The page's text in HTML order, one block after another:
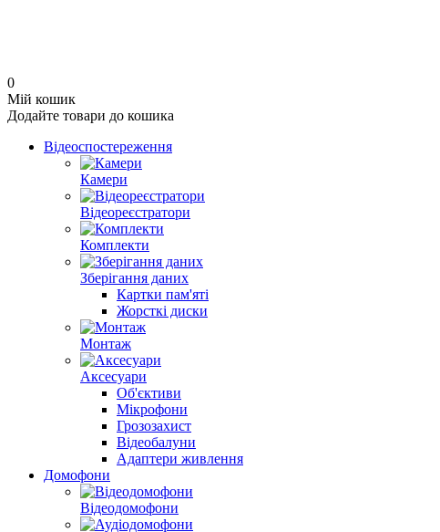
0
Мій кошик
Додайте товари до кошика
Відеоспостереження
Камери
Відеореєстратори
Комплекти
Зберігання даних
Картки пам'яті
Жорсткі диски
Монтаж
Аксесуари
Об'єктиви
Мікрофони
Грозозахист
Відеобалуни
Адаптери живлення
Домофони
Відеодомофони